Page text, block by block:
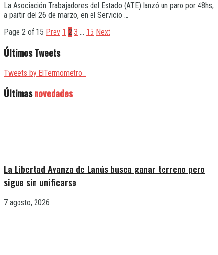
La Asociación Trabajadores del Estado (ATE) lanzó un paro por 48hs,
a partir del 26 de marzo, en el Servicio ...
Page 2 of 15 Prev 1 2 3 … 15 Next
Últimos Tweets
Tweets by ElTermometro_
Últimasnovedades
La Libertad Avanza de Lanús busca ganar terreno pero
sigue sin unificarse
7 agosto, 2026